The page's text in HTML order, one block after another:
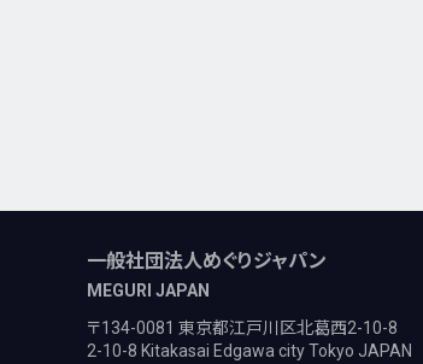
一般社団法人めぐりジャパン
MEGURI JAPAN
〒134-0081 東京都江戸川区北葛西2-10-8
2-10-8 Kitakasai Edgawa city Tokyo JAPAN